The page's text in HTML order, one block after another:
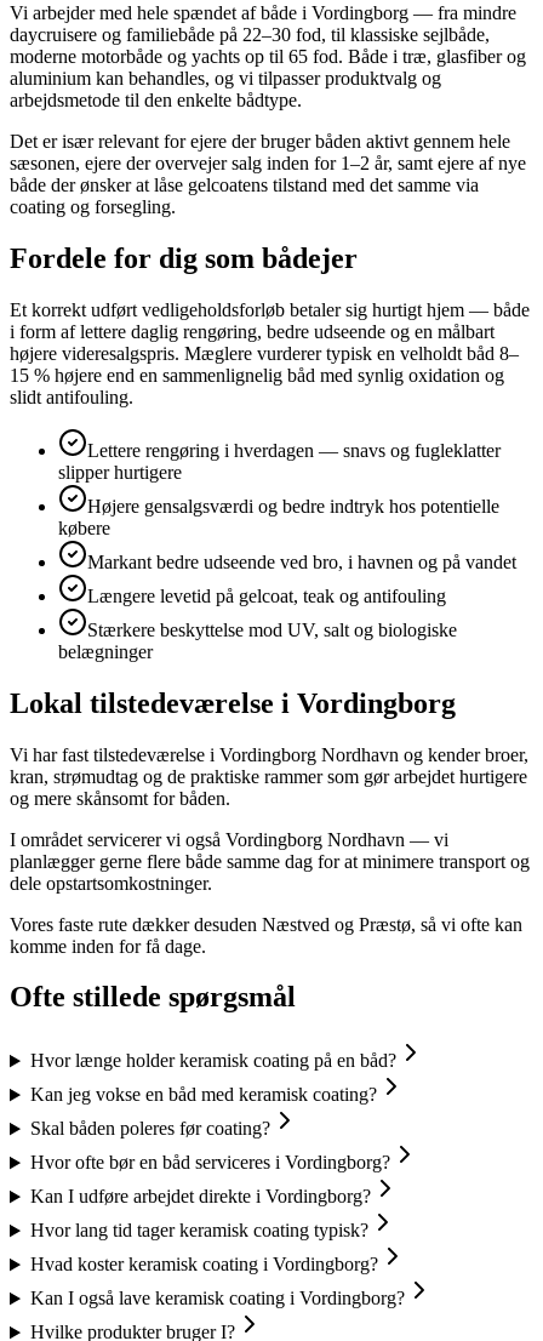
Vi arbejder med hele spændet af både i Vordingborg — fra mindre
daycruisere og familiebåde på 22–30 fod, til klassiske sejlbåde,
moderne motorbåde og yachts op til 65 fod. Både i træ, glasfiber og
aluminium kan behandles, og vi tilpasser produktvalg og
arbejdsmetode til den enkelte bådtype.
Det er især relevant for ejere der bruger båden aktivt gennem hele
sæsonen, ejere der overvejer salg inden for 1–2 år, samt ejere af nye
både der ønsker at låse gelcoatens tilstand med det samme via
coating og forsegling.
Fordele for dig som bådejer
Et korrekt udført vedligeholdsforløb betaler sig hurtigt hjem — både
i form af lettere daglig rengøring, bedre udseende og en målbart
højere videresalgspris. Mæglere vurderer typisk en velholdt båd 8–
15 % højere end en sammenlignelig båd med synlig oxidation og
slidt antifouling.
Lettere rengøring i hverdagen — snavs og fugleklatter
slipper hurtigere
Højere gensalgsværdi og bedre indtryk hos potentielle
købere
Markant bedre udseende ved bro, i havnen og på vandet
Længere levetid på gelcoat, teak og antifouling
Stærkere beskyttelse mod UV, salt og biologiske
belægninger
Lokal tilstedeværelse i Vordingborg
Vi har fast tilstedeværelse i Vordingborg Nordhavn og kender broer,
kran, strømudtag og de praktiske rammer som gør arbejdet hurtigere
og mere skånsomt for båden.
I området servicerer vi også Vordingborg Nordhavn — vi
planlægger gerne flere både samme dag for at minimere transport og
dele opstartsomkostninger.
Vores faste rute dækker desuden Næstved og Præstø, så vi ofte kan
komme inden for få dage.
Ofte stillede spørgsmål
Hvor længe holder keramisk coating på en båd?
Kan jeg vokse en båd med keramisk coating?
Skal båden poleres før coating?
Hvor ofte bør en båd serviceres i Vordingborg?
Kan I udføre arbejdet direkte i Vordingborg?
Hvor lang tid tager keramisk coating typisk?
Hvad koster keramisk coating i Vordingborg?
Kan I også lave keramisk coating i Vordingborg?
Hvilke produkter bruger I?